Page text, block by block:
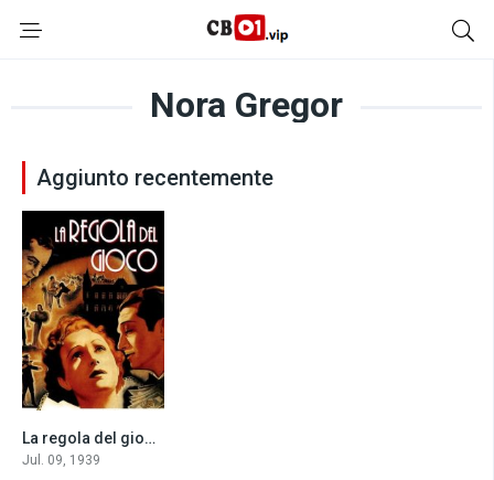
Nora Gregor
Aggiunto recentemente
8.1
La regola del gioco (1939)
Jul. 09, 1939